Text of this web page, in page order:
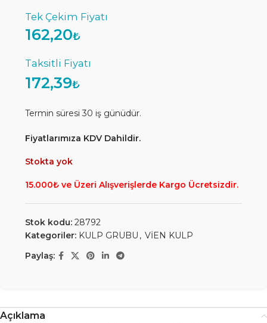
162,20₺
172,39₺
Termin süresi 30 iş günüdür.
Fiyatlarımıza KDV Dahildir.
Stokta yok
15.000₺ ve Üzeri Alışverişlerde Kargo Ücretsizdir.
Stok kodu: 28792
Kategoriler: KULP GRUBU , VİEN KULP
Paylaş:
Açıklama